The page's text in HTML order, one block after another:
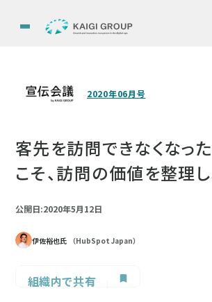
2020年06月号
客先を訪問できなくなっ
こそ、訪問の価値を整理
公開日:2020年5月12日
伊佐裕也氏 （HubSpot Japan）
組織内で共有